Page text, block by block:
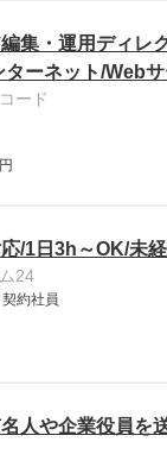
集・運用ディレ
ターネット/Web
ード
/1日3h～OK/未
24
約社員
名人や企業役員